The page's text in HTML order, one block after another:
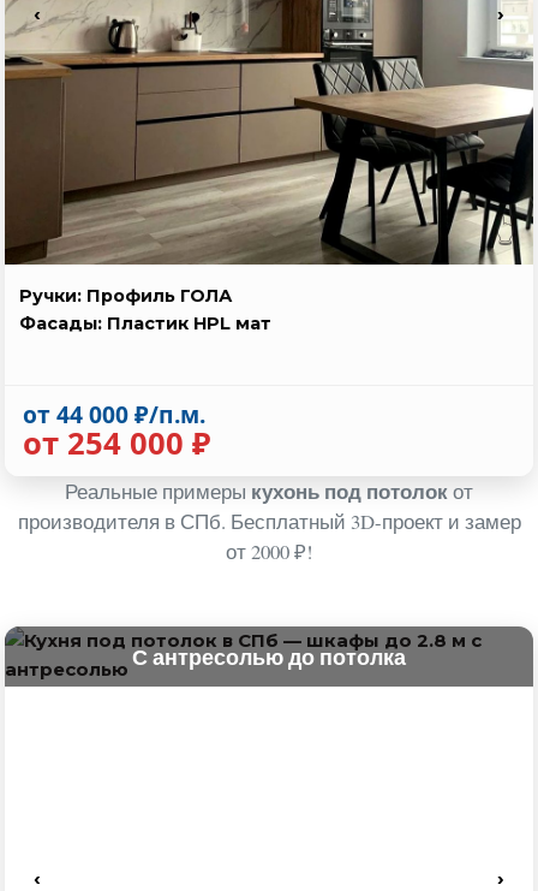
‹ ›
👆
Ручки: Профиль ГОЛА
Фасады: Пластик HPL мат
от 44 000 ₽/п.м.
от 254 000 ₽
Реальные примеры кухонь под потолокот
производителя в СПб. Бесплатный 3D-проект и замер
от 2000 ₽!
С антресолью до потолка
‹ ›